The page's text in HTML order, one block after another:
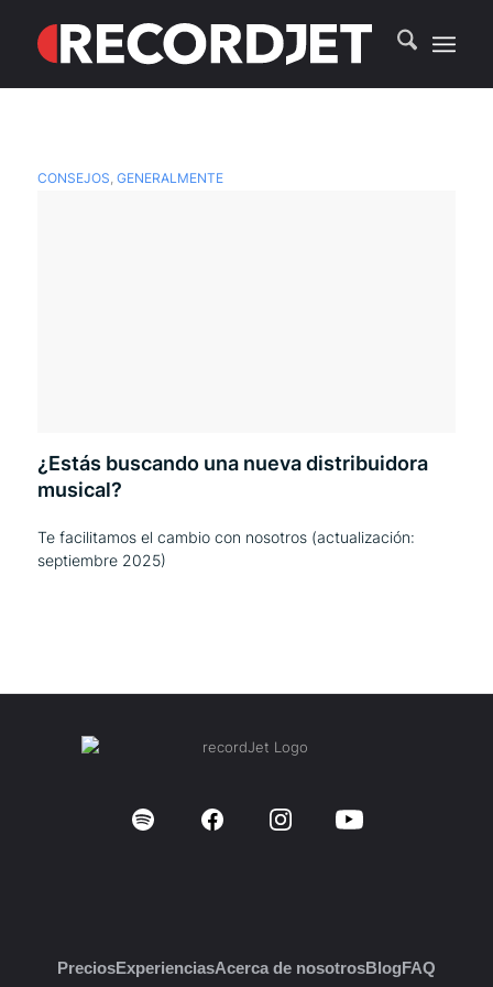
CONSEJOS, GENERALMENTE
¿Estás buscando una nueva distribuidora
musical?
Te facilitamos el cambio con nosotros (actualización:
septiembre 2025)
PreciosExperienciasAcerca de nosotrosBlogFAQ